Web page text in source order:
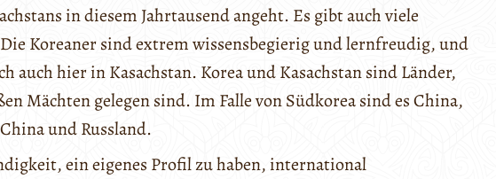
in diesem Jahrtausend angeht. Es gibt auch viele
Koreaner sind extrem wissensbegierig und lernfreudig, und
auch hier in Kasachstan. Korea und Kasachstan sind Länder,
Mächten gelegen sind. Im Falle von Südkorea sind es China,
und Russland.
ein eigenes Profil zu haben, international